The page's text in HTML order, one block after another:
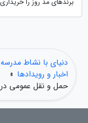
دنیای با نشاط مدرسه
اخبار و رویدادها »
حمل و نقل عمومی در